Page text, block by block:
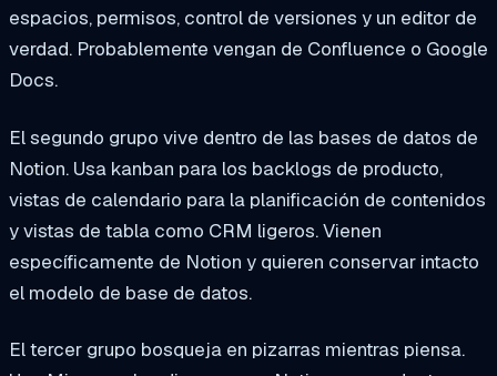
espacios, permisos, control de versiones y un editor de
verdad. Probablemente vengan de Confluence o Google
Docs.
El segundo grupo vive dentro de las bases de datos de
Notion. Usa kanban para los backlogs de producto,
vistas de calendario para la planificación de contenidos
y vistas de tabla como CRM ligeros. Vienen
específicamente de Notion y quieren conservar intacto
el modelo de base de datos.
El tercer grupo bosqueja en pizarras mientras piensa.